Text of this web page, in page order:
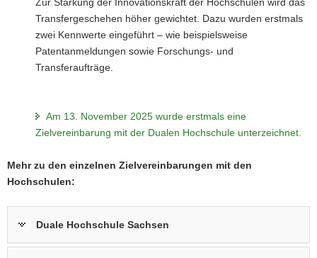
Transfergeschehen höher gewichtet. Dazu wurden erstmals
zwei Kennwerte eingeführt – wie beispielsweise
Patentanmeldungen sowie Forschungs- und
Transferaufträge.
Am 13. November 2025 wurde erstmals eine
Zielvereinbarung mit der Dualen Hochschule unterzeichnet.
Mehr zu den einzelnen Zielvereinbarungen mit den
Hochschulen:
Duale Hochschule Sachsen